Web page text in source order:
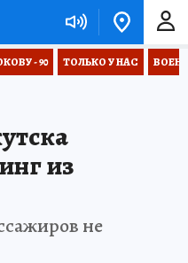
- 90 ТОЛЬКО У НАС
из
не